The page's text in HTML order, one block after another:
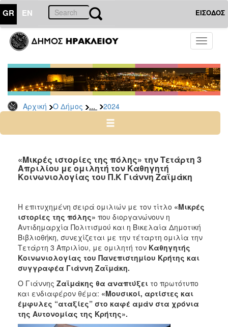
GR EN ΕΙΣΟΔΟΣ
Toggle
Αρχική Ο Δήμος ... 2024
ΔΗΜΟΣ
Δελτία
Τύπου
Αρχείο
2026
2024
2022
2019
2018
2017
2016
2015
2013
2012
2011
«Μικρές ιστορίες της πόλης» την Τετάρτη 3
Απριλίου με ομιλητή τον Καθηγητή
Κοινωνιολογίας του Π.Κ Γιάννη Ζαϊμάκη
Η επιτυχημένη σειρά ομιλιών με τον τίτλο «Μικρές
ιστορίες της πόλης» που διοργανώνουν η
Αντιδημαρχία Πολιτισμού και η Βικελαία Δημοτική
Βιβλιοθήκη, συνεχίζεται με την τέταρτη ομιλία την
Τετάρτη 3 Απριλίου, με ομιλητή τον Καθηγητής
Κοινωνιολογίας του Πανεπιστημίου Κρήτης και
συγγραφέα Γιάννη Ζαϊμάκη.
Ο Γιάννης Ζαϊμάκης θα αναπτύξει το πρωτότυπο
και ενδιαφέρον θέμα: «Μουσικοί, αρτίστες και
έμφυλες “αταξίες” στο καφέ αμάν στα χρόνια
της Αυτονομίας της Κρήτης».